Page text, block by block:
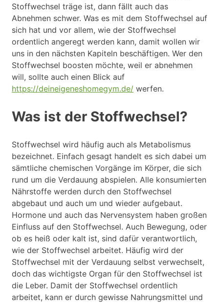
Stoffwechsel träge ist, dann fällt auch das
Abnehmen schwer. Was es mit dem Stoffwechsel auf
sich hat und vor allem, wie der Stoffwechsel
ordentlich angeregt werden kann, damit wollen wir
uns in den nächsten Kapiteln beschäftigen. Wer den
Stoffwechsel boosten möchte, weil er abnehmen
will, sollte auch einen Blick auf
https://deineigeneshomegym.de/ werfen.
Was ist der Stoffwechsel?
Stoffwechsel wird häufig auch als Metabolismus
bezeichnet. Einfach gesagt handelt es sich dabei um
sämtliche chemischen Vorgänge im Körper, die sich
rund um die Verdauung abspielen. Alle konsumierten
Nährstoffe werden durch den Stoffwechsel
abgebaut und auch um und wieder aufgebaut.
Hormone und auch das Nervensystem haben großen
Einfluss auf den Stoffwechsel. Auch Bewegung, oder
ob es heiß oder kalt ist, sind dafür verantwortlich,
wie der Stoffwechsel arbeitet. Häufig wird der
Stoffwechsel mit der Verdauung selbst verwechselt,
doch das wichtigste Organ für den Stoffwechsel ist
die Leber. Damit der Stoffwechsel ordentlich
arbeitet, kann er durch gewisse Nahrungsmittel und